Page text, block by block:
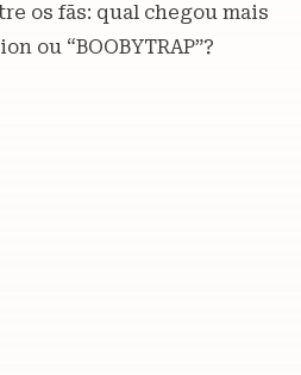
os fãs: qual chegou mais
ou “BOOBYTRAP”?